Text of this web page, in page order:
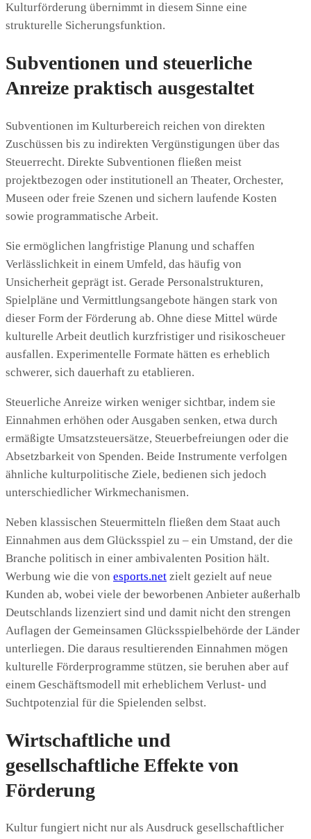
Kulturförderung übernimmt in diesem Sinne eine
strukturelle Sicherungsfunktion.
Subventionen und steuerliche
Anreize praktisch ausgestaltet
Subventionen im Kulturbereich reichen von direkten
Zuschüssen bis zu indirekten Vergünstigungen über das
Steuerrecht. Direkte Subventionen fließen meist
projektbezogen oder institutionell an Theater, Orchester,
Museen oder freie Szenen und sichern laufende Kosten
sowie programmatische Arbeit.
Sie ermöglichen langfristige Planung und schaffen
Verlässlichkeit in einem Umfeld, das häufig von
Unsicherheit geprägt ist. Gerade Personalstrukturen,
Spielpläne und Vermittlungsangebote hängen stark von
dieser Form der Förderung ab. Ohne diese Mittel würde
kulturelle Arbeit deutlich kurzfristiger und risikoscheuer
ausfallen. Experimentelle Formate hätten es erheblich
schwerer, sich dauerhaft zu etablieren.
Steuerliche Anreize wirken weniger sichtbar, indem sie
Einnahmen erhöhen oder Ausgaben senken, etwa durch
ermäßigte Umsatzsteuersätze, Steuerbefreiungen oder die
Absetzbarkeit von Spenden. Beide Instrumente verfolgen
ähnliche kulturpolitische Ziele, bedienen sich jedoch
unterschiedlicher Wirkmechanismen.
Neben klassischen Steuermitteln fließen dem Staat auch
Einnahmen aus dem Glücksspiel zu – ein Umstand, der die
Branche politisch in einer ambivalenten Position hält.
Werbung wie die von esports.net zielt gezielt auf neue
Kunden ab, wobei viele der beworbenen Anbieter außerhalb
Deutschlands lizenziert sind und damit nicht den strengen
Auflagen der Gemeinsamen Glücksspielbehörde der Länder
unterliegen. Die daraus resultierenden Einnahmen mögen
kulturelle Förderprogramme stützen, sie beruhen aber auf
einem Geschäftsmodell mit erheblichem Verlust- und
Suchtpotenzial für die Spielenden selbst.
Wirtschaftliche und
gesellschaftliche Effekte von
Förderung
Kultur fungiert nicht nur als Ausdruck gesellschaftlicher